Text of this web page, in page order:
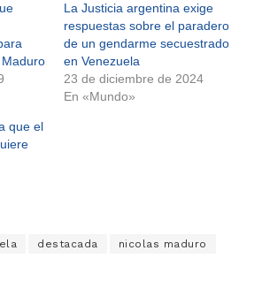
La Justicia argentina exige
respuestas sobre el paradero
de un gendarme secuestrado
en Venezuela
23 de diciembre de 2024
En «Mundo»
que el
destacada nicolas maduro